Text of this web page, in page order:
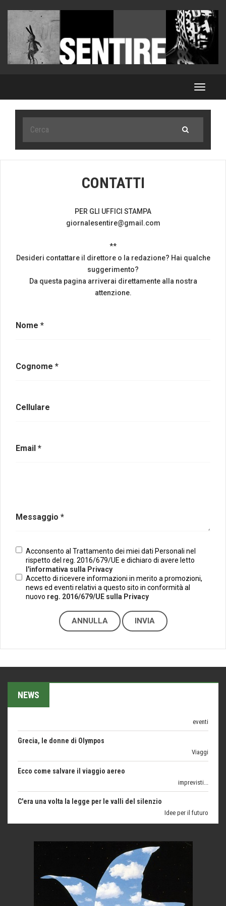
Toggle
CONTATTI
PER GLI UFFICI STAMPA
giornalesentire@gmail.com
**
Desideri contattare il direttore o la redazione? Hai qualche
suggerimento?
Da questa pagina arriverai direttamente alla nostra
attenzione.
Nome *
Cognome *
Cellulare
Email *
Messaggio *
Acconsento al Trattamento dei miei dati Personali nel
rispetto del reg. 2016/679/UE e dichiaro di avere letto
l'informativa sulla Privacy
Accetto di ricevere informazioni in merito a promozioni,
news ed eventi relativi a questo sito in conformità al
nuovo reg. 2016/679/UE sulla Privacy
NEWS
Emilio Isgrò, il cancellatore
Come difendere la pelle dal sole
Proteggersi, sempre
Hotels, B&B e Ristoranti... 10 & lode
Le nostre recensioni
1500 anni dalla morte
Seconde case cambiano le scelte degli italiani
Trentodoc Festival, bollicine di montagna
Grecia, le donne di Olympos
Ecco come salvare il viaggio aereo
C'era una volta la legge per le valli del silenzio
Boboli, il giardino della botanica
Menzogne di stato
Le dichiarazioni di Maurizio Federico